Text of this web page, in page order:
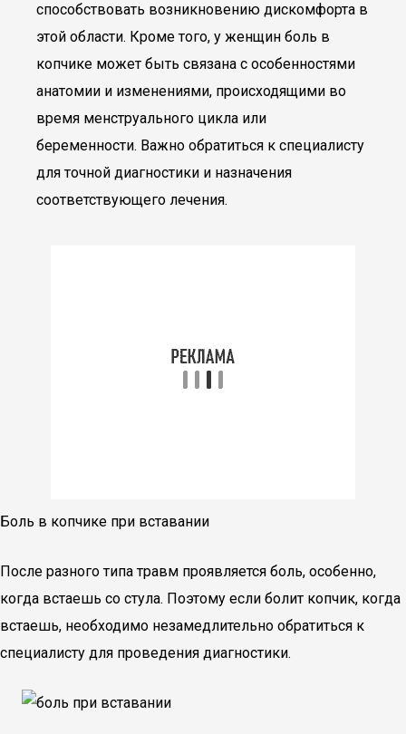
способствовать возникновению дискомфорта в
этой области. Кроме того, у женщин боль в
копчике может быть связана с особенностями
анатомии и изменениями, происходящими во
время менструального цикла или
беременности. Важно обратиться к специалисту
для точной диагностики и назначения
соответствующего лечения.
Боль в копчике при вставании
После разного типа травм проявляется боль, особенно,
когда встаешь со стула. Поэтому если болит копчик, когда
встаешь, необходимо незамедлительно обратиться к
специалисту для проведения диагностики.